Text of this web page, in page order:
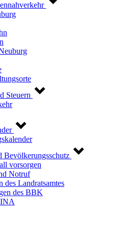
Steuern
Bevölkerungsschutz
vorsorgen
Notruf
des Landratsamtes
des BBK